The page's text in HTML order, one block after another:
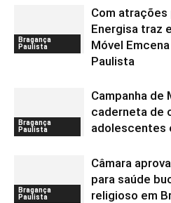
Bragança
Paulista
Com atrações
Energisa traz
Móvel
Paulista
Bragança
Paulista
Campanha de
caderneta de
adolescentes
Bragança
Paulista
Câmara
para saúde
religioso em